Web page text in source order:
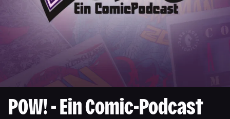
POW! - Ein Comic-Podcast